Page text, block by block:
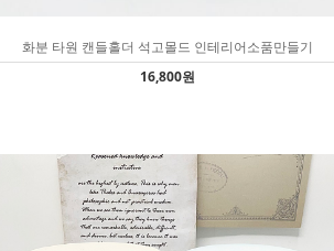
화분 타원 캔들홀더 석고몰드 인테리어소품만들기
16,800원